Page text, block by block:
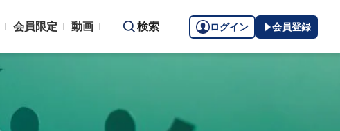
会員限定 動画 検索 ログイン 会員登録